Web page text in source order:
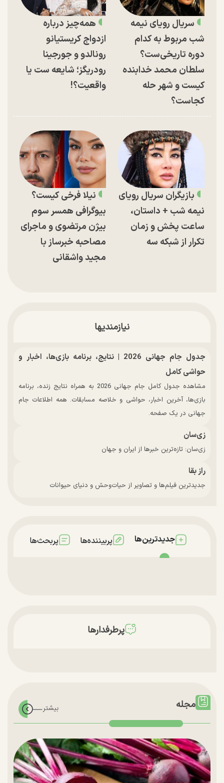
سریال رویای نیمه
شب مربوط به کدام
دوره تاریخی‌ست؟
سلطان محمد خدابنده
کیست و شهر حله
کجاست؟
همه‌چیز درباره
ازدواج کریستیانو
رونالدو و جورجینا
رودریگز؛ شایعه ست یا
واقعیت؟!
بازیگران سریال رویای
نیمه شب + داستان،
ساعت پخش و زمان
تکرار از شبکه سه
نیلا فرخی کیست؟
بیوگرافی همسر سوم
بیژن مرتضوی و ماجرای
مصاحبه خبرساز با
مجید واشقانی
نیازمندیها
جدول جام جهانی 2026 | نتایج، برنامه بازی‌ها، اخبار و
حواشی کامل
مشاهده جدول کامل جام جهانی 2026 به همراه نتایج زنده، برنامه
بازی‌ها، آخرین اخبار، حواشی و خلاصه مسابقات. همه اطلاعات جام
جهانی در یک صفحه.
زی‌سان
زی‌سان: تازه‌ترین خبرها از ایران و جهان
راز بقا
جدیدترین فیلم‌ها و تصاویر از حیات‌وحش و دنیای حیوانات
جدیدترین‌ها پربیننده‌ها پربحث‌ها
پرطرفدارها
مجله